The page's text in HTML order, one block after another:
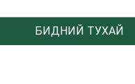
БИДНИЙ ТУХАЙ